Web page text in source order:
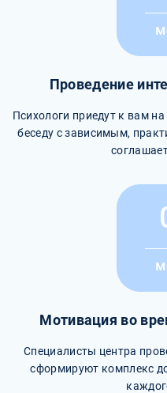
Проведение
Психологи приедут к вам
беседу с зависимым,
Мотивация во
Специалисты центра
сформируют комплекс